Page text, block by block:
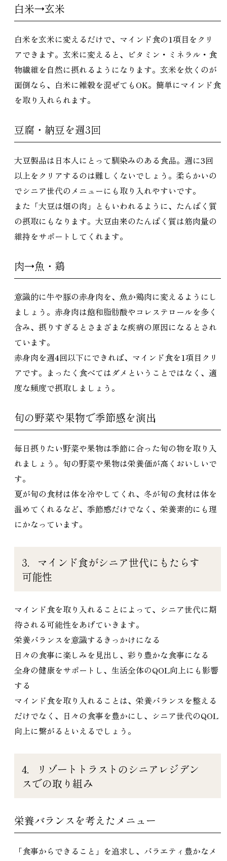
白米→玄米
白米を玄米に変えるだけで、マインド食の1項目をクリ
アできます。玄米に変えると、ビタミン・ミネラル・食
物繊維を自然に摂れるようになります。玄米を炊くのが
面倒なら、白米に雑穀を混ぜてもOK。簡単にマインド食
を取り入れられます。
豆腐・納豆を週3回
大豆製品は日本人にとって馴染みのある食品。週に3回
以上をクリアするのは難しくないでしょう。柔らかいの
でシニア世代のメニューにも取り入れやすいです。
また「大豆は畑の肉」ともいわれるように、たんぱく質
の摂取にもなります。大豆由来のたんぱく質は筋肉量の
維持をサポートしてくれます。
肉→魚・鶏
意識的に牛や豚の赤身肉を、魚か鶏肉に変えるようにし
ましょう。赤身肉は飽和脂肪酸やコレステロールを多く
含み、摂りすぎるとさまざまな疾病の原因になるとされ
ています。
赤身肉を週4回以下にできれば、マインド食を1項目クリ
アです。まったく食べてはダメということではなく、適
度な頻度で摂取しましょう。
旬の野菜や果物で季節感を演出
毎日摂りたい野菜や果物は季節に合った旬の物を取り入
れましょう。旬の野菜や果物は栄養価が高くおいしいで
す。
夏が旬の食材は体を冷やしてくれ、冬が旬の食材は体を
温めてくれるなど、季節感だけでなく、栄養素的にも理
にかなっています。
3．マインド食がシニア世代にもたらす
可能性
マインド食を取り入れることによって、シニア世代に期
待される可能性をあげていきます。
栄養バランスを意識するきっかけになる
日々の食事に楽しみを見出し、彩り豊かな食事になる
全身の健康をサポートし、生活全体のQOL向上にも影響
する
マインド食を取り入れることは、栄養バランスを整える
だけでなく、日々の食事を豊かにし、シニア世代のQOL
向上に繋がるといえるでしょう。
4．リゾートトラストのシニアレジデン
スでの取り組み
栄養バランスを考えたメニュー
「食事からできること」を追求し、バラエティ豊かなメ